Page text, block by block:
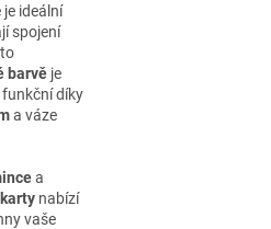
ideální
spojení
barvě je
funkční díky
a váze
a
nabízí
vaše